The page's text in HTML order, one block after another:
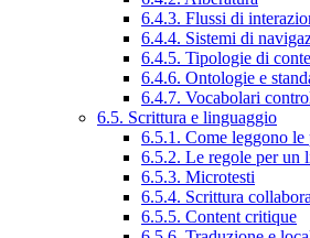
6.4.3. Flussi di
6.4.4. Sistemi di
6.4.5. Tipologie di
6.4.6. Ontologie e
6.4.7. Vocabolari
6.5. Scrittura e linguaggio
6.5.1. Come leggono le
6.5.2. Le regole per un
6.5.3. Microtesti
6.5.4. Scrittura
6.5.5. Content critique